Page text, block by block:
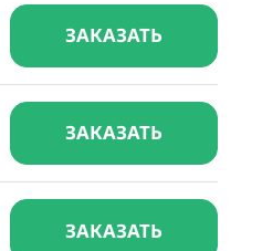
ЗАКАЗАТЬ
ЗАКАЗАТЬ
ЗАКАЗАТЬ